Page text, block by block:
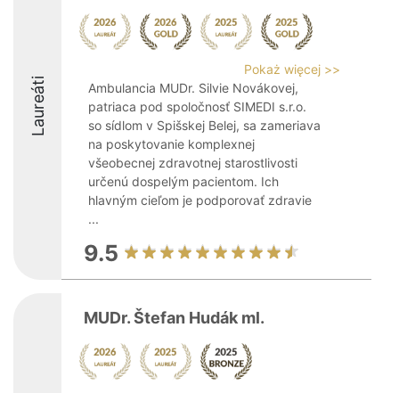
Laureáti
Pokaż więcej >>
Ambulancia MUDr. Silvie Novákovej,
patriaca pod spoločnosť SIMEDI s.r.o.
so sídlom v Spišskej Belej, sa zameriava
na poskytovanie komplexnej
všeobecnej zdravotnej starostlivosti
určenú dospelým pacientom. Ich
hlavným cieľom je podporovať zdravie
...
9.5
MUDr. Štefan Hudák ml.